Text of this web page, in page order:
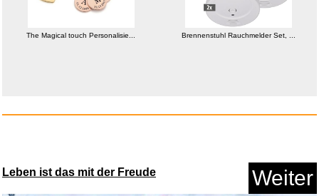
Asterix & Obelix XXL: Collecti...
The Magical touch Personalisie... Brennenstuhl Rauchmelder Set, ...
Leben ist das mit der Freude Weiter